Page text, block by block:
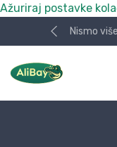
Ažuriraj postavke
Nismo